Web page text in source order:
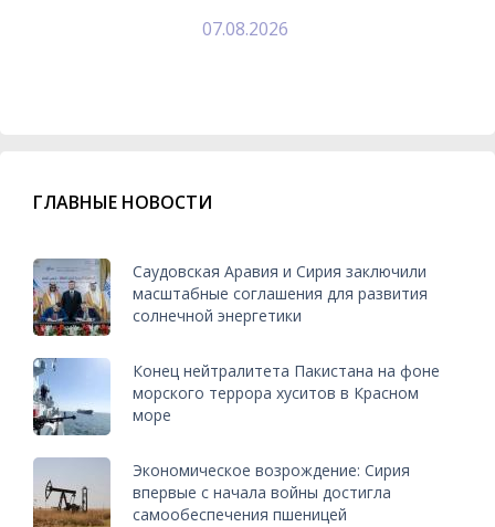
07.08.2026
ГЛАВНЫЕ НОВОСТИ
Саудовская Аравия и Сирия заключили
масштабные соглашения для развития
солнечной энергетики
Конец нейтралитета Пакистана на фоне
морского террора хуситов в Красном
море
Экономическое возрождение: Сирия
впервые с начала войны достигла
самообеспечения пшеницей